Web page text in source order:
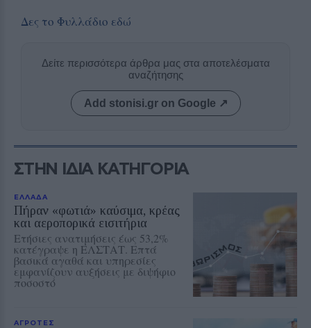
Δες το Φυλλάδιο εδώ
Δείτε περισσότερα άρθρα μας στα αποτελέσματα
αναζήτησης
Add stonisi.gr on Google ↗
ΣΤΗΝ ΙΔΙΑ ΚΑΤΗΓΟΡΙΑ
ΕΛΛΑΔΑ
Πήραν «φωτιά» καύσιμα, κρέας
και αεροπορικά εισιτήρια
Ετήσιες ανατιμήσεις έως 53,2%
κατέγραψε η ΕΛΣΤΑΤ. Επτά
βασικά αγαθά και υπηρεσίες
εμφανίζουν αυξήσεις με διψήφιο
ποσοστό
ΑΓΡΟΤΕΣ